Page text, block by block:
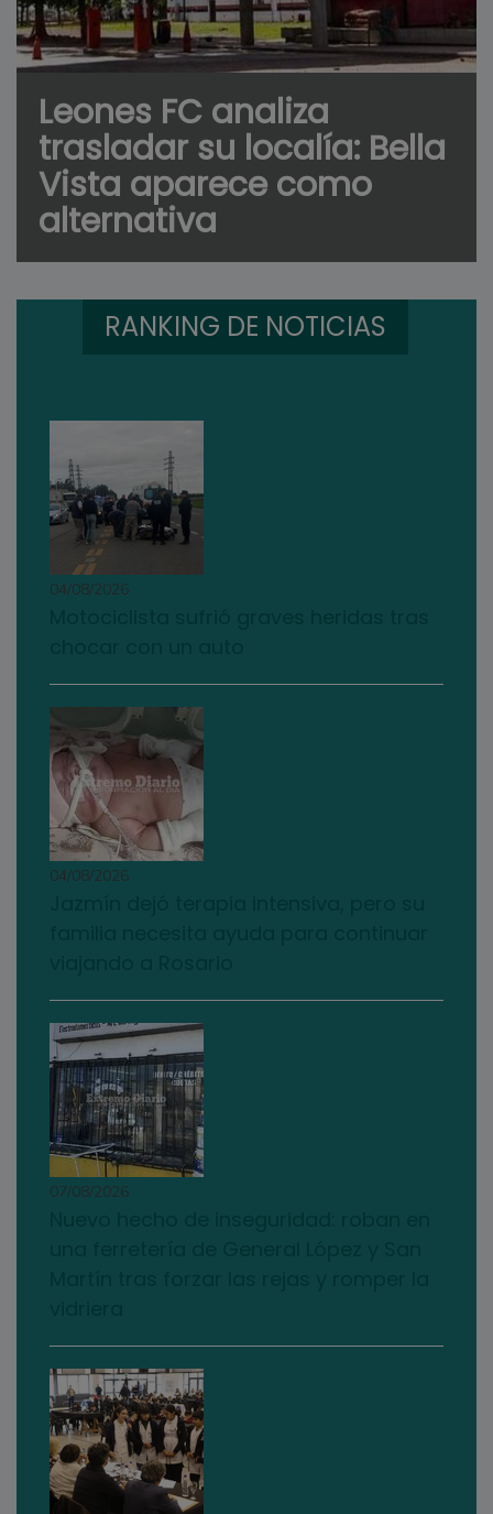
Leones FC analiza
trasladar su localía: Bella
Vista aparece como
alternativa
RANKING DE NOTICIAS
04/08/2026
04/08/2026
07/08/2026